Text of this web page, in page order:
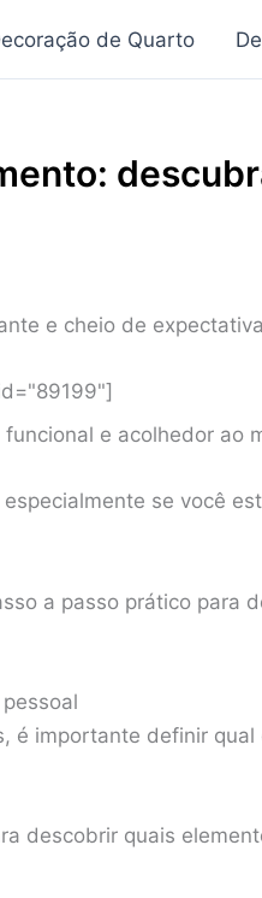
de Quarto
e cheio de
e acolhedor ao
se você
a passo prático para
é importante definir
descobrir quais